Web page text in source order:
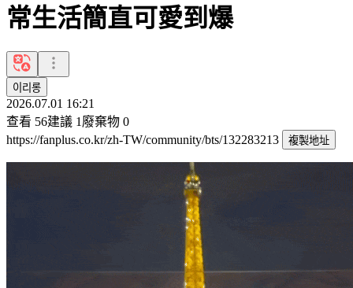
常生活簡直可愛到爆
이리롱
2026.07.01 16:21
查看 56建議 1 廢棄物 0
https://fanplus.co.kr/zh-TW/community/bts/132283213
複製地址